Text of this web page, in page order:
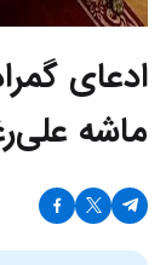
ادعای
ماشه